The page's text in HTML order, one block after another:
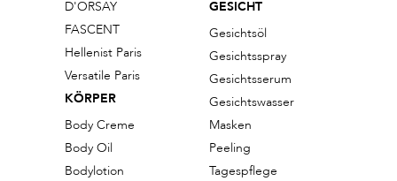
D'ORSAY
FASCENT
Hellenist Paris
Versatile Paris
KÖRPER
Body Creme
Body Oil
Bodylotion
GESICHT
Gesichtsöl
Gesichtsspray
Gesichtsserum
Gesichtswasser
Masken
Peeling
Tagespflege